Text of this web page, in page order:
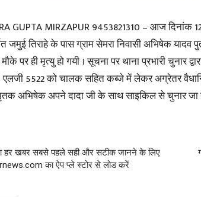
GUPTA MIRZAPUR 9453821310 – आज
जमुई तिराहे के पास ग्राम सेमरा निवासी अभिषेक
पर ही मृत्यु हो गयी । सूचना पर थाना प्रभारी चुनार
5522 को चालक सहित कब्जे में लेकर अग्रेतर
अभिषेक अपने दादा जी के साथ साइकिल से चुनार जा
हर खबर सबसे पहले सही और सटीक जानने के लिए
का ऐप प्ले स्टोर से लोड करें